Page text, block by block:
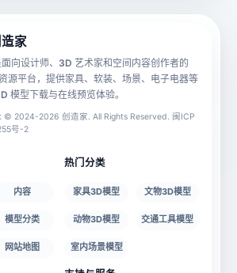
文件大小
家
向设计师、3D 艺术家和空间内容创作者的
源平台，提供家具、软装、场景、电子电器等
模型下载与在线预览体验。
© 2024-2026 创造家. All Rights Reserved. 闽ICP
号-2
内容
模型分类
网站地图
热门分类
家具3D模型 文物3D模型
动物3D模型 交通工具模型
室内场景模型